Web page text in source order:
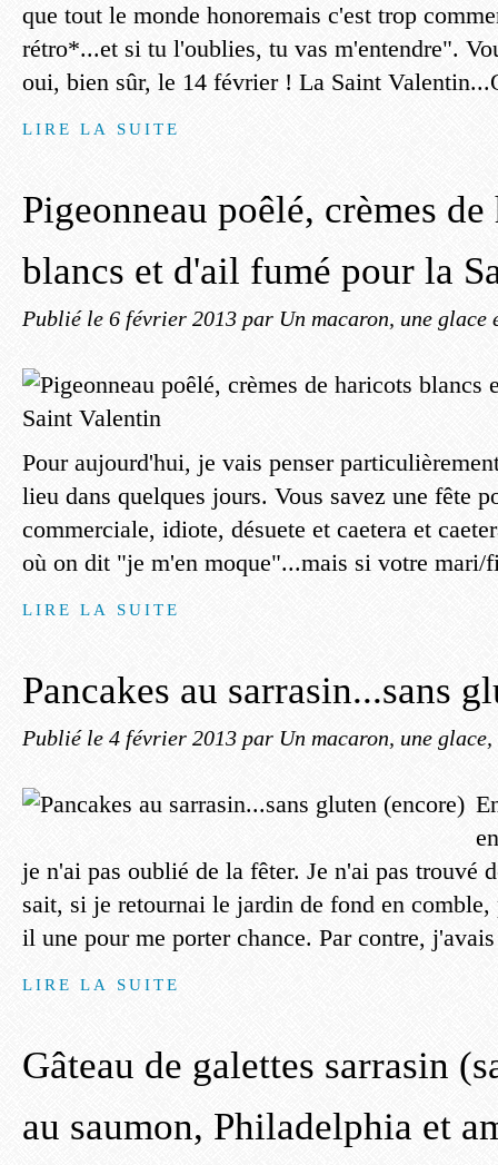
que tout le monde honoremais c'est trop
rétro*...et si tu l'oublies, tu vas m'entendre".
oui, bien sûr, le 14 février ! La Saint
LIRE LA SUITE
Pigeonneau poêlé, crèmes
blancs et d'ail fumé pour la
Publié le 6 février 2013 par Un macaron, une glace
Pour aujourd'hui, je vais penser
lieu dans quelques jours. Vous savez une fête
commerciale, idiote, désuete et caetera et
où on dit "je m'en moque"...mais si votre mari/
LIRE LA SUITE
Pancakes au sarrasin...sans
Publié le 4 février 2013 par Un macaron, une
je n'ai pas oublié de la fêter. Je n'ai pas trouvé
sait, si je retournai le jardin de fond en comble,
il une pour me porter chance. Par contre,
LIRE LA SUITE
Gâteau de galettes sarrasin
au saumon, Philadelphia et